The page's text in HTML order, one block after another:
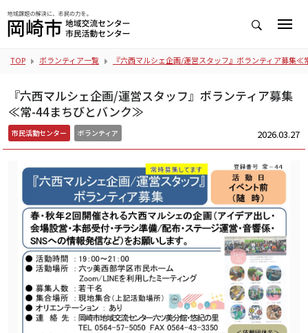
TOP ボランティア一覧 『六西マルシェ企画/運営スタッフ』ボランティア募集
『六西マルシェ企画/運営スタッフ』ボランティア募集
≪常-44まちびとバンク≫
市民活動センター ボランティア 2026.03.27